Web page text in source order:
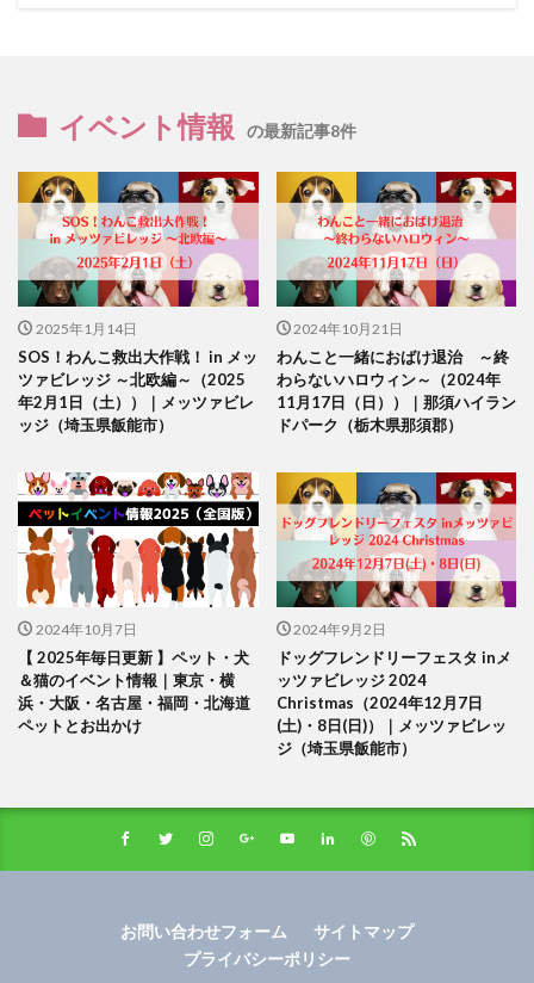
イベント情報 の最新記事8件
2025年1月14日
SOS！わんこ救出大作戦！ in メッ
ツァビレッジ ～北欧編～（2025
年2月1日（土））｜メッツァビレ
ッジ（埼玉県飯能市）
2024年10月21日
わんこと一緒におばけ退治 ～終
わらないハロウィン～（2024年
11月17日（日））｜那須ハイラン
ドパーク（栃木県那須郡）
2024年10月7日
【 2025年毎日更新 】ペット・犬
＆猫のイベント情報｜東京・横
浜・大阪・名古屋・福岡・北海道
ペットとお出かけ
2024年9月2日
ドッグフレンドリーフェスタ inメ
ッツァビレッジ 2024
Christmas（2024年12月7日
(土)・8日(日)）｜メッツァビレッ
ジ（埼玉県飯能市）
お問い合わせフォーム
サイトマップ
プライバシーポリシー